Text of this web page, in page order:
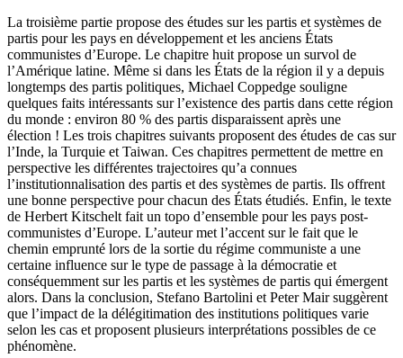
La troisième partie propose des études sur les partis et systèmes de
partis pour les pays en développement et les anciens États
communistes d’Europe. Le chapitre huit propose un survol de
l’Amérique latine. Même si dans les États de la région il y a depuis
longtemps des partis politiques, Michael Coppedge souligne
quelques faits intéressants sur l’existence des partis dans cette région
du monde : environ 80 % des partis disparaissent après une
élection ! Les trois chapitres suivants proposent des études de cas sur
l’Inde, la Turquie et Taiwan. Ces chapitres permettent de mettre en
perspective les différentes trajectoires qu’a connues
l’institutionnalisation des partis et des systèmes de partis. Ils offrent
une bonne perspective pour chacun des États étudiés. Enfin, le texte
de Herbert Kitschelt fait un topo d’ensemble pour les pays post-
communistes d’Europe. L’auteur met l’accent sur le fait que le
chemin emprunté lors de la sortie du régime communiste a une
certaine influence sur le type de passage à la démocratie et
conséquemment sur les partis et les systèmes de partis qui émergent
alors. Dans la conclusion, Stefano Bartolini et Peter Mair suggèrent
que l’impact de la délégitimation des institutions politiques varie
selon les cas et proposent plusieurs interprétations possibles de ce
phénomène.